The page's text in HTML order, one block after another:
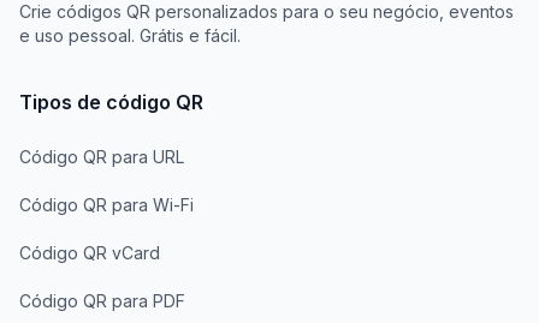
Crie códigos QR personalizados para o seu negócio, eventos
e uso pessoal. Grátis e fácil.
Tipos de código QR
Código QR para URL
Código QR para Wi-Fi
Código QR vCard
Código QR para PDF